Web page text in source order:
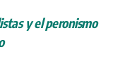
y el peronismo